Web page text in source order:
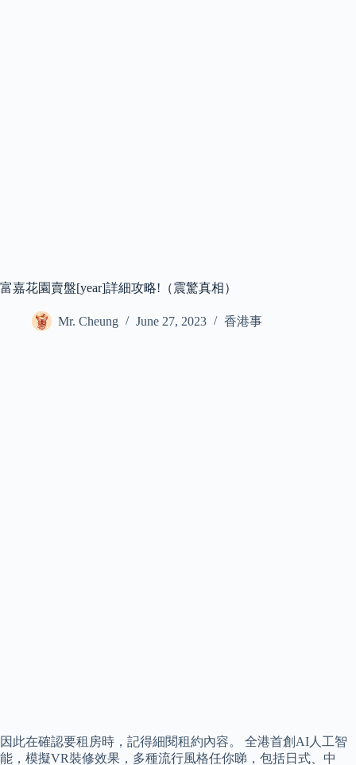
富嘉花園賣盤[year]詳細攻略!（震驚真相）
Mr. Cheung June 27, 2023 香港事
因此在確認要租房時，記得細閱租約內容。 全港首創AI人工智
能，模擬VR裝修效果，多種流行風格任你睇，包括日式、中